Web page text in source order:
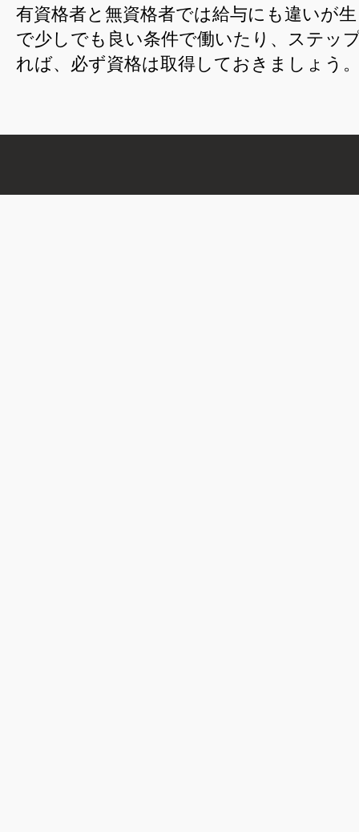
有資格者と無資格者では給与にも違いが
で少しでも良い条件で働いたり、ステッ
れば、必ず資格は取得しておきましょう